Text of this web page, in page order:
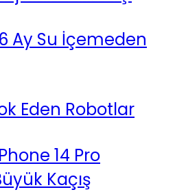
Ay Su İçemeden
Eden Robotlar
14 Pro
Kaçış